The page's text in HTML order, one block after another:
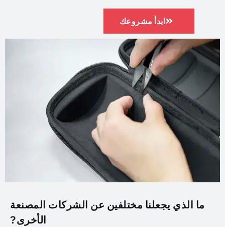
ابدأ مشروعك
ما الذي يجعلنا مختلفين عن الشركات المصنعة
الأخرى?